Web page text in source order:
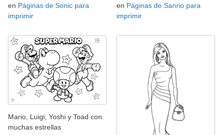
en Páginas de Sonic para
imprimir
en Páginas de Sanrio para
imprimir
Mario, Luigi, Yoshi y Toad con
muchas estrellas